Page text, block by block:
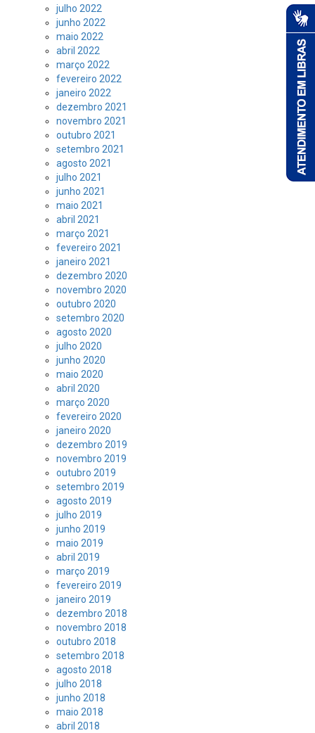
julho 2022
junho 2022
maio 2022
abril 2022
março 2022
fevereiro 2022
janeiro 2022
dezembro 2021
novembro 2021
outubro 2021
setembro 2021
agosto 2021
julho 2021
junho 2021
maio 2021
abril 2021
março 2021
fevereiro 2021
janeiro 2021
dezembro 2020
novembro 2020
outubro 2020
setembro 2020
agosto 2020
julho 2020
junho 2020
maio 2020
abril 2020
março 2020
fevereiro 2020
janeiro 2020
dezembro 2019
novembro 2019
outubro 2019
setembro 2019
agosto 2019
julho 2019
junho 2019
maio 2019
abril 2019
março 2019
fevereiro 2019
janeiro 2019
dezembro 2018
novembro 2018
outubro 2018
setembro 2018
agosto 2018
julho 2018
junho 2018
maio 2018
abril 2018